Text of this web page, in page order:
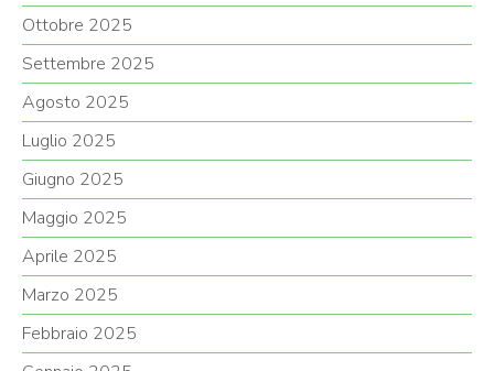
Ottobre 2025
Settembre 2025
Agosto 2025
Luglio 2025
Giugno 2025
Maggio 2025
Aprile 2025
Marzo 2025
Febbraio 2025